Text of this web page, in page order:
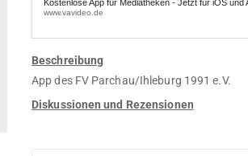
Beschreibung
App des FV Parchau/Ihleburg 1991 e.V.
Diskussionen und Rezensionen